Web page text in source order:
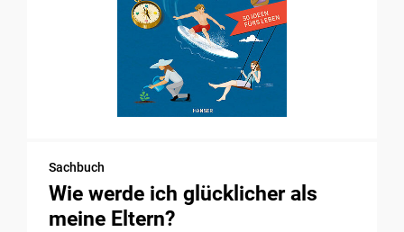
Sachbuch
Wie werde ich glücklicher als
meine Eltern?